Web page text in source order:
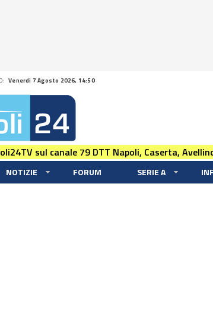
Venerdi 7 Agosto 2026, 14:50
sul canale 79 DTT Napoli, Caserta,
NOTIZIE FORUM SERIE A